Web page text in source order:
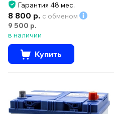
Гарантия 48 мес.
8 800 р. с обменом
9 500 р.
в наличии
Купить